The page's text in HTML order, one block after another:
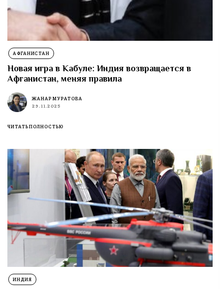
АФГАНИСТАН
Новая игра в Кабуле: Индия возвращается в
Афганистан, меняя правила
ЖАНАР МУРАТОВА
29.11.2025
ЧИТАТЬ ПОЛНОСТЬЮ
ИНДИЯ